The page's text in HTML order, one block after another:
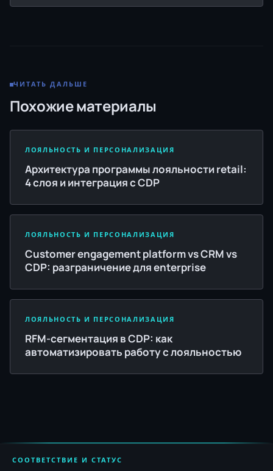
ЧИТАТЬ ДАЛЬШЕ
Похожие материалы
ЛОЯЛЬНОСТЬ И ПЕРСОНАЛИЗАЦИЯ
Архитектура программы лояльности retail:
4 слоя и интеграция с CDP
ЛОЯЛЬНОСТЬ И ПЕРСОНАЛИЗАЦИЯ
Customer engagement platform vs CRM vs
CDP: разграничение для enterprise
ЛОЯЛЬНОСТЬ И ПЕРСОНАЛИЗАЦИЯ
RFM-сегментация в CDP: как
автоматизировать работу с лояльностью
СООТВЕТСТВИЕ И СТАТУС